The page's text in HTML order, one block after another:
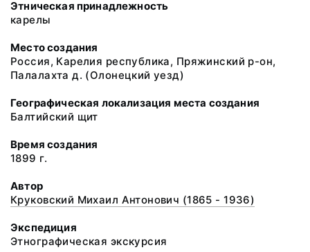
Этническая принадлежность
карелы
Место создания
Россия, Карелия республика, Пряжинский р-он,
Палалахта д. (Олонецкий уезд)
Географическая локализация места создания
Балтийский щит
Время создания
1899 г.
Автор
Круковский Михаил Антонович (1865 - 1936)
Экспедиция
Этнографическая экскурсия